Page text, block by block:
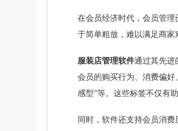
在会员经济时代，会员管
于简单粗放，难以满足商家
服装店管理软件通过其先进
会员的购买行为、消费偏好
感型”等。这些标签不仅有
同时，软件还支持会员消